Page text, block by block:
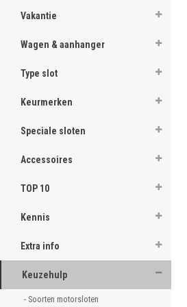
Vakantie
Wagen & aanhanger
Type slot
Keurmerken
Speciale sloten
Accessoires
TOP 10
Kennis
Extra info
Keuzehulp
- Soorten motorsloten